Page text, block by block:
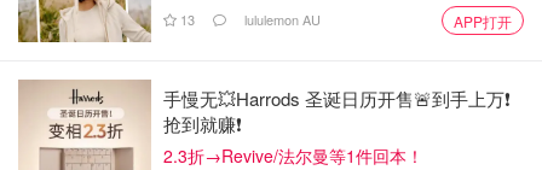
13 lululemon AU APP打开
手慢无💥Harrods 圣诞日历开售🚨到手上万❗️
抢到就赚❗️
2.3折→Revive/法尔曼等1件回本！